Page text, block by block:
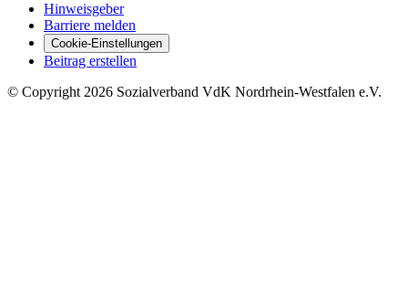
Hinweisgeber
Barriere melden
Cookie-Einstellungen
Beitrag erstellen
© Copyright 2026 Sozialverband VdK Nordrhein-Westfalen e.V.